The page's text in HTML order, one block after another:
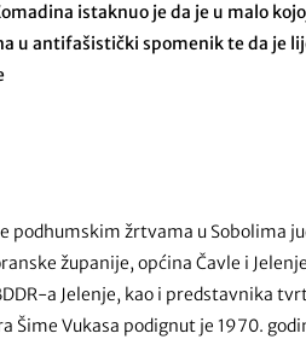
istaknuo je da je u malo
u antifašistički spomenik te da je
podhumskim žrtvama u Sobolima
županije, općina Čavle i
a Jelenje, kao i predstavnika
Vukasa podignut je 1970.